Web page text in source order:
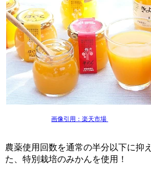
画像引用：楽天市場
農薬使用回数を通常の半分以下に抑え
た、特別栽培のみかんを使用！